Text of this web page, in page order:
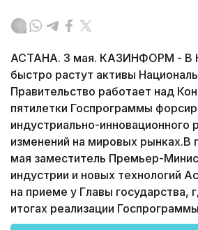
АСТАНА. 3 мая. КАЗИНФОРМ - В
быстро растут активы
Правительство работает над
пятилетки Госпрограммы
индустриально-инновационного
изменений на мировых рынках.В
мая заместитель Премьер-
индустрии и новых технологий
на приеме у Главы государства,
итогах реализации Госпрограммы